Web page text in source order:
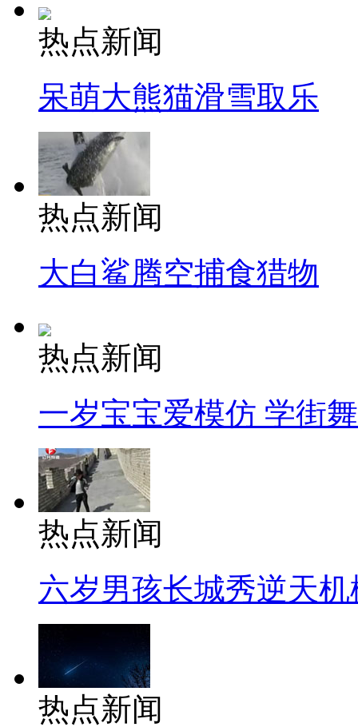
热点新闻
呆萌大熊猫滑雪取乐
热点新闻
大白鲨腾空捕食猎物
热点新闻
一岁宝宝爱模仿 学街
热点新闻
六岁男孩长城秀逆天机
热点新闻